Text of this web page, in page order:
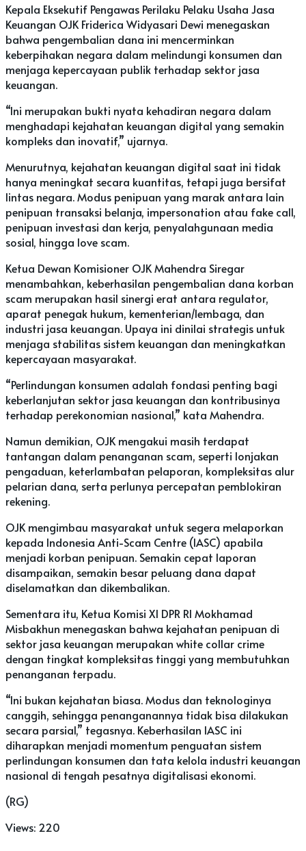
Kepala Eksekutif Pengawas Perilaku Pelaku Usaha Jasa
Keuangan OJK Friderica Widyasari Dewi menegaskan
bahwa pengembalian dana ini mencerminkan
keberpihakan negara dalam melindungi konsumen dan
menjaga kepercayaan publik terhadap sektor jasa
keuangan.
“Ini merupakan bukti nyata kehadiran negara dalam
menghadapi kejahatan keuangan digital yang semakin
kompleks dan inovatif,” ujarnya.
Menurutnya, kejahatan keuangan digital saat ini tidak
hanya meningkat secara kuantitas, tetapi juga bersifat
lintas negara. Modus penipuan yang marak antara lain
penipuan transaksi belanja, impersonation atau fake call,
penipuan investasi dan kerja, penyalahgunaan media
sosial, hingga love scam.
Ketua Dewan Komisioner OJK Mahendra Siregar
menambahkan, keberhasilan pengembalian dana korban
scam merupakan hasil sinergi erat antara regulator,
aparat penegak hukum, kementerian/lembaga, dan
industri jasa keuangan. Upaya ini dinilai strategis untuk
menjaga stabilitas sistem keuangan dan meningkatkan
kepercayaan masyarakat.
“Perlindungan konsumen adalah fondasi penting bagi
keberlanjutan sektor jasa keuangan dan kontribusinya
terhadap perekonomian nasional,” kata Mahendra.
Namun demikian, OJK mengakui masih terdapat
tantangan dalam penanganan scam, seperti lonjakan
pengaduan, keterlambatan pelaporan, kompleksitas alur
pelarian dana, serta perlunya percepatan pemblokiran
rekening.
OJK mengimbau masyarakat untuk segera melaporkan
kepada Indonesia Anti-Scam Centre (IASC) apabila
menjadi korban penipuan. Semakin cepat laporan
disampaikan, semakin besar peluang dana dapat
diselamatkan dan dikembalikan.
Sementara itu, Ketua Komisi XI DPR RI Mokhamad
Misbakhun menegaskan bahwa kejahatan penipuan di
sektor jasa keuangan merupakan white collar crime
dengan tingkat kompleksitas tinggi yang membutuhkan
penanganan terpadu.
“Ini bukan kejahatan biasa. Modus dan teknologinya
canggih, sehingga penanganannya tidak bisa dilakukan
secara parsial,” tegasnya. Keberhasilan IASC ini
diharapkan menjadi momentum penguatan sistem
perlindungan konsumen dan tata kelola industri keuangan
nasional di tengah pesatnya digitalisasi ekonomi.
(RG)
Views: 220